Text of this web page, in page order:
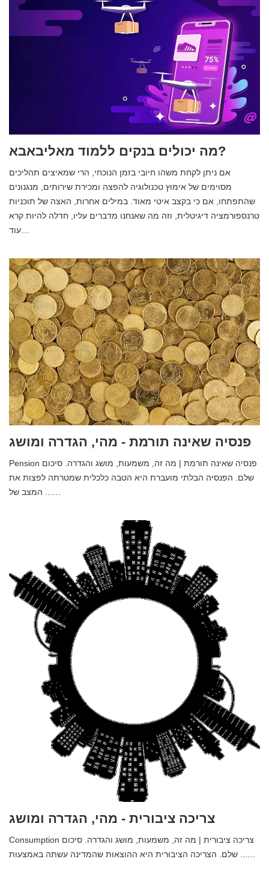
מה יכולים בנקים ללמוד מאליבאבא?
אם ניתן לקחת משהו חיובי בזמן הנוכחי, הרי שמאיצים תהליכים
מסוימים של אימוץ טכנולוגיה להפצה ומכירת שירותים, מנגנונים
שהתפתחו, אם כי בקצב איטי מאוד. במילים אחרות, האצה של תוכניות
טרנספורמציה דיגיטלית, וזה מה שאנחנו מדברים עליו, חדלה להיות קרא
פנסיה שאינה תורמת - מהי, הגדרה ומושג
Pension פנסיה שאינה תורמת | מה זה, משמעות, מושג והגדרה. סיכום
שלם. הפנסיה הבלתי מועברת היא הטבה כלכלית שמטרתה לפצות את
המצב של ...…
צריכה ציבורית - מהי, הגדרה ומושג
Consumption צריכה ציבורית | מה זה, משמעות, מושג והגדרה. סיכום